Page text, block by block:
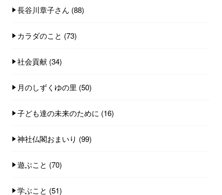
長谷川章子さん (88)
カラダのこと (73)
社会貢献 (34)
月のしずくゆの里 (50)
子ども達の未来のために (16)
神社仏閣おまいり (99)
遊ぶこと (70)
学ぶこと (51)